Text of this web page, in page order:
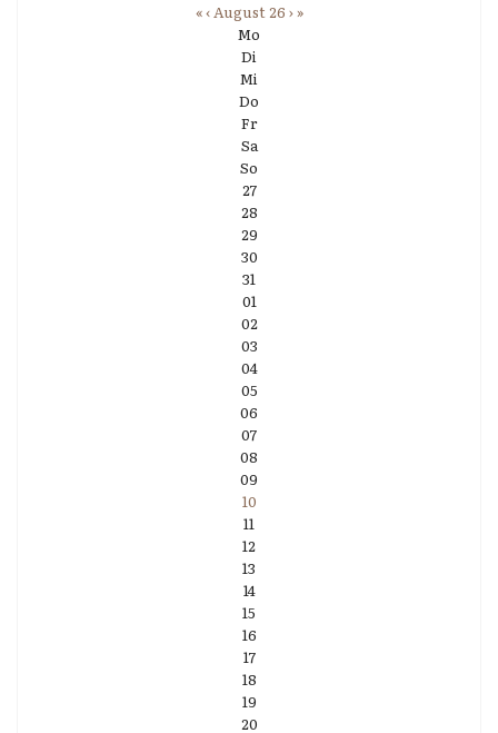
«‹August 26 ›»
Mo
Di
Mi
Do
Fr
Sa
So
27
28
29
30
31
01
02
03
04
05
06
07
08
09
10
11
12
13
14
15
16
17
18
19
20